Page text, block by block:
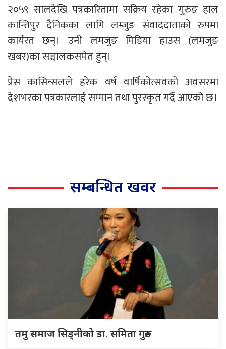
२०५९ सालदेखि पत्रकारितामा सक्रिय रहेका गुरुङ हाल
कान्तिपुर दैनिकका लागि लम्जुङ संवाददाताको रुपमा
कार्यरत छन्। उनी लमजुङ मिडिया हाउस (लमजुङ
खबर)का सञ्चालकसमेत हुन्।
प्रेस कासिन्सलले हरेक वर्ष वार्षिकोत्सवको अवसरमा
देशभरका पत्रकारलाई सम्मान तथा पुरस्कृत गर्दै आएको छ।
सम्बन्धित खवर
तमु समाज सिड्नीको डा. समिता गुरुङ